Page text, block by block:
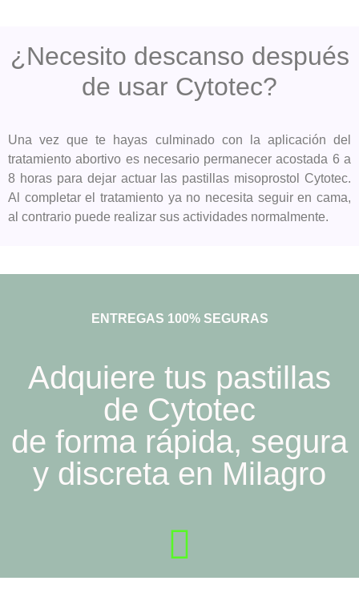
¿Necesito descanso después
de usar Cytotec?
Una vez que te hayas culminado con la aplicación del
tratamiento abortivo es necesario permanecer acostada 6 a
8 horas para dejar actuar las pastillas misoprostol Cytotec.
Al completar el tratamiento ya no necesita seguir en cama,
al contrario puede realizar sus actividades normalmente.
ENTREGAS 100% SEGURAS
Adquiere tus pastillas
de Cytotec
de forma rápida, segura
y discreta en Milagro